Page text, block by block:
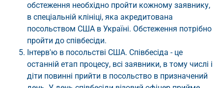
обстеження необхідно пройти кожному заявнику,
в спеціальній клініці, яка акредитована
посольством США в Україні. Обстеження потрібно
пройти до співбесіди.
Інтерв'ю в посольстві США. Співбесіда - це
останній етап процесу, всі заявники, в тому числі і
діти повинні прийти в посольство в призначений